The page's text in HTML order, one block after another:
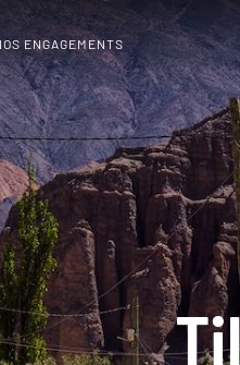
ENGAGEMENTS